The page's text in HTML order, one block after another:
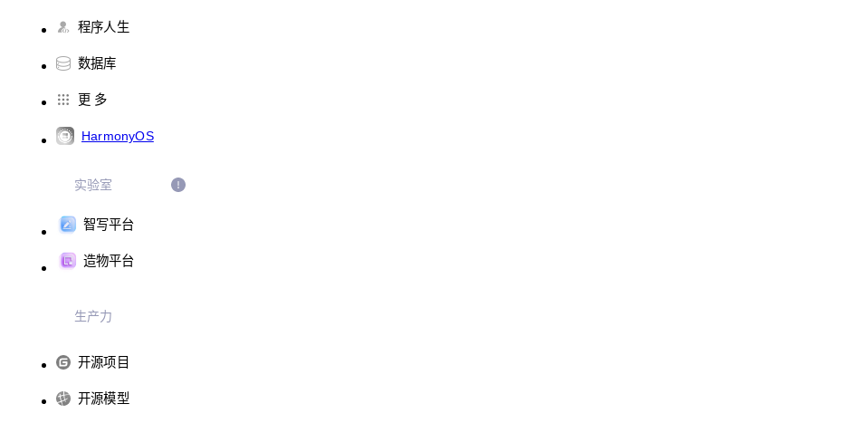
程序人生
数据库
更 多
HarmonyOS
实验室
智写平台
造物平台
生产力
开源项目
开源模型